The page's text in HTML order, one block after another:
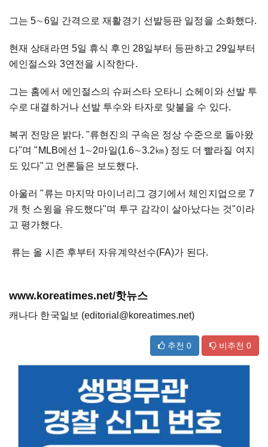
그는 5∼6일 간격으로 재활경기 선발등판 일정을 소화했다.
현재 상태라면 5일 휴식 후인 28일부터 등판하고 29일부터
에인절스와 3연전을 시작한다.
그는 홈에서 에인절스의 슈퍼스타 오타니 쇼헤이와 선발 투
수로 대결하거나 선발 투수와 타자로 맞불을 수 있다.
복귀 전망은 밝다. "류현진의 구속은 정상 수준으로 돌아왔
다"며 "MLB에선 1∼2마일(1.6∼3.2㎞) 정도 더 빨라질 여지
도 있다"고 언론들은 보도했다.
아울러 "류는 마지막 마이너리그 경기에서 체인지업으로 7
개 헛 스윙을 유도했다"며 투구 감각이 살아났다는 것"이라
고 평가했다.
류는 올 시즌 후부터 자유계약선수(FA)가 된다.
www.koreatimes.net/핫뉴스
캐나다 한국일보 (editorial@koreatimes.net)
추천 0 비추천 0